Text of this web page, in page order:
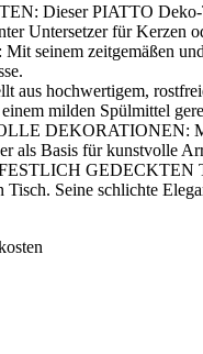
Dieser PIATTO Deko-
Untersetzer für Kerzen
zeitgemäßen und
hochwertigem,
milden Spülmittel
DEKORATIONEN: Mit
als Basis für kunstvolle
GEDECKTEN
Seine schlichte